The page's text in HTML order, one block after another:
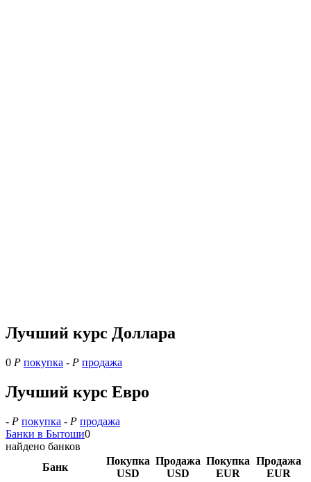
Лучший курс Доллара
0 Р покупка - Р продажа
Лучший курс Евро
- Р покупка - Р продажа
Банки в Бытоши0
найдено банков
Банк
Покупка
USD
Продажа
USD
Покупка
EUR
Продажа
EUR